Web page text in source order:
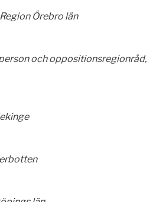
Örebro län
och oppositionsregionråd,